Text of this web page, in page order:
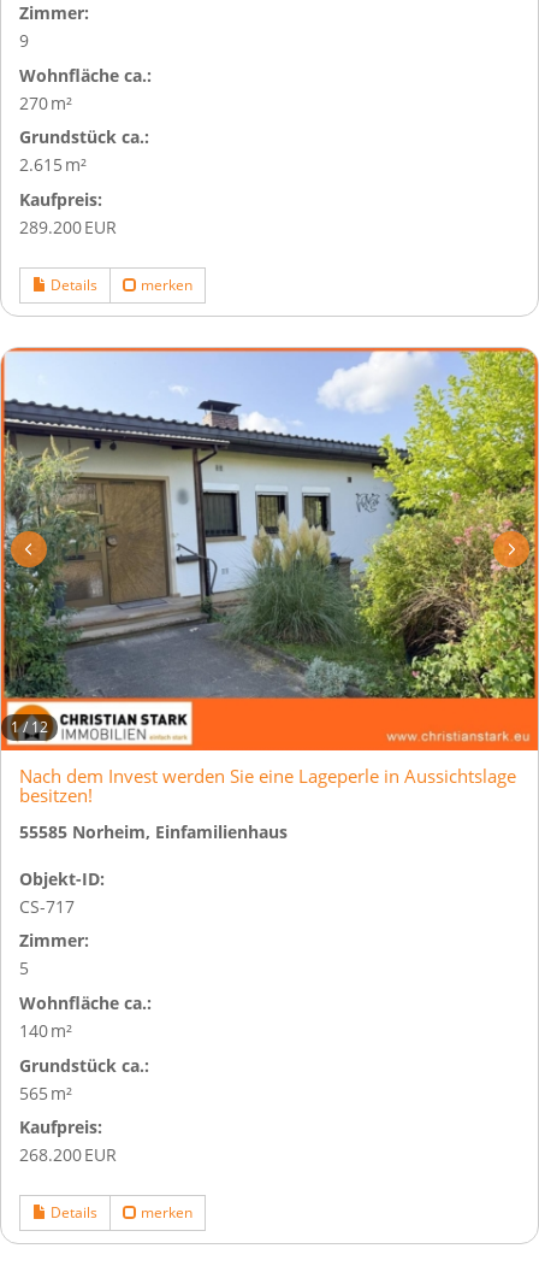
Zimmer:
9
Wohnfläche ca.:
270 m²
Grund­stück ca.:
2.615 m²
Kaufpreis:
289.200 EUR
Details merken
1/12
Nach dem Invest werden Sie eine Lageperle in Aussichtslage
besitzen!
55585 Norheim, Einfamilienhaus
Objekt-ID:
CS-717
Zimmer:
5
Wohnfläche ca.:
140 m²
Grund­stück ca.:
565 m²
Kaufpreis:
268.200 EUR
Details merken